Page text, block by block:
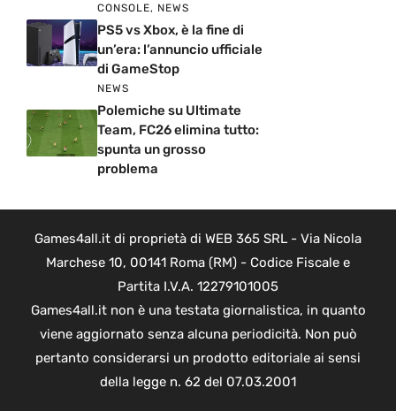
CONSOLE, NEWS
PS5 vs Xbox, è la fine di
un’era: l’annuncio ufficiale
di GameStop
NEWS
Polemiche su Ultimate
Team, FC26 elimina tutto:
spunta un grosso
problema
Games4all.it di proprietà di WEB 365 SRL - Via Nicola
Marchese 10, 00141 Roma (RM) - Codice Fiscale e
Partita I.V.A. 12279101005
Games4all.it non è una testata giornalistica, in quanto
viene aggiornato senza alcuna periodicità. Non può
pertanto considerarsi un prodotto editoriale ai sensi
della legge n. 62 del 07.03.2001